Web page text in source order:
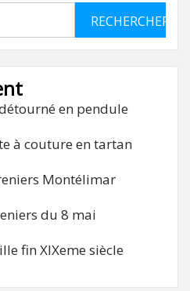
en pendule
à couture en tartan
Montélimar
du 8 mai
fin XIXeme siècle